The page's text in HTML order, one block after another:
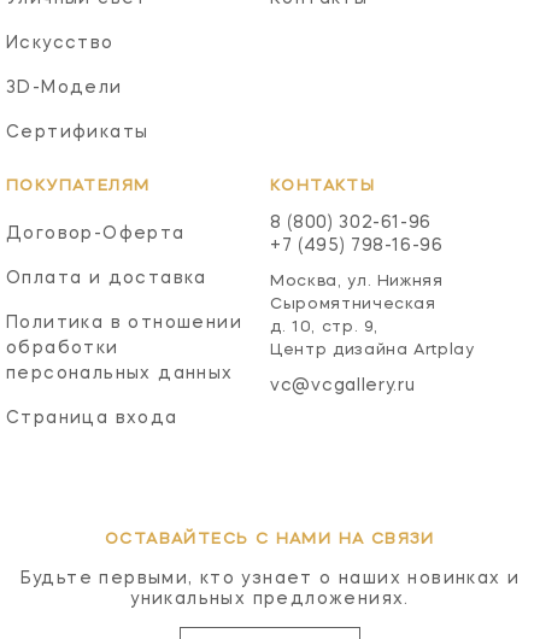
Искусство
3D-Модели
Сертификаты
ПОКУПАТЕЛЯМ
Договор-Оферта
Оплата и доставка
Политика в отношении
обработки
персональных данных
Страница входа
КОНТАКТЫ
8 (800) 302-61-96
+7 (495) 798-16-96
Москва, ул. Нижняя
Сыромятническая
д. 10, стр. 9,
Центр дизайна Artplay
vc@vcgallery.ru
ОСТАВАЙТЕСЬ С НАМИ НА СВЯЗИ
Будьте первыми, кто узнает о наших новинках и
уникальных предложениях.